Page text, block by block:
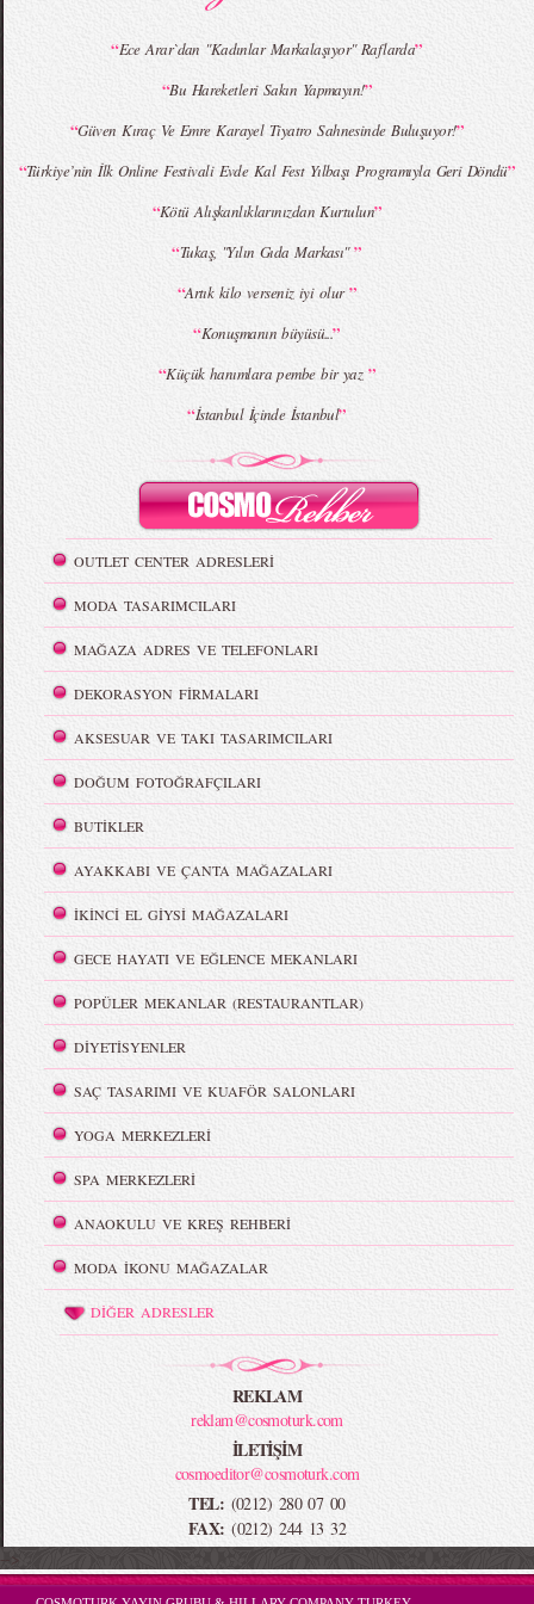
MBFWI - Giray Sepin 2015 Yaz Koleksiyonu MBFWI - Burçe Bekrek 2015 Yaz Koleksiyonu
“Ece Arar`dan "Kadınlar Markalaşıyor" Raflarda”
“Bu Hareketleri Sakın Yapmayın!”
“Güven Kıraç Ve Emre Karayel Tiyatro Sahnesinde Buluşuyor!”
“Türkiye’nin İlk Online Festivali Evde Kal Fest Yılbaşı Programıyla Geri Döndü”
“Kötü Alışkanlıklarınızdan Kurtulun”
“Tukaş, "Yılın Gıda Markası"”
“Artık kilo verseniz iyi olur”
“Konuşmanın büyüsü...”
“Küçük hanımlara pembe bir yaz ”
“İstanbul İçinde İstanbul”
OUTLET CENTER ADRESLERİ
MODA TASARIMCILARI
MAĞAZA ADRES VE TELEFONLARI
DEKORASYON FİRMALARI
AKSESUAR VE TAKI TASARIMCILARI
DOĞUM FOTOĞRAFÇILARI
BUTİKLER
AYAKKABI VE ÇANTA MAĞAZALARI
İKİNCİ EL GİYSİ MAĞAZALARI
GECE HAYATI VE EĞLENCE MEKANLARI
POPÜLER MEKANLAR (RESTAURANTLAR)
DİYETİSYENLER
SAÇ TASARIMI VE KUAFÖR SALONLARI
YOGA MERKEZLERİ
SPA MERKEZLERİ
ANAOKULU VE KREŞ REHBERİ
MODA İKONU MAĞAZALAR
DİĞER ADRESLER
REKLAM
reklam@cosmoturk.com
İLETİŞİM
cosmoeditor@cosmoturk.com
TEL: (0212) 280 07 00
FAX: (0212) 244 13 32
-->